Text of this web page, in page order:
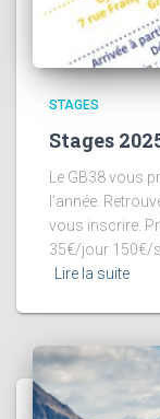
STAGES
Stages
Le GB38 vous
l’année.
vous inscrire.
35€/jour 150€/
Lire la suite